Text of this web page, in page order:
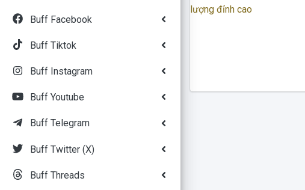
Buff Facebook
Buff Tiktok
Buff Instagram
Buff Youtube
Buff Telegram
Buff Twitter (X)
Buff Threads